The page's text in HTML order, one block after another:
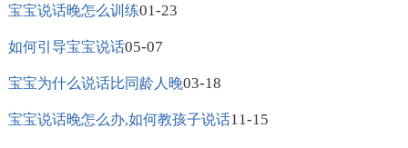
宝宝说话晚怎么训练01-23
如何引导宝宝说话05-07
宝宝为什么说话比同龄人晚03-18
宝宝说话晚怎么办,如何教孩子说话11-15